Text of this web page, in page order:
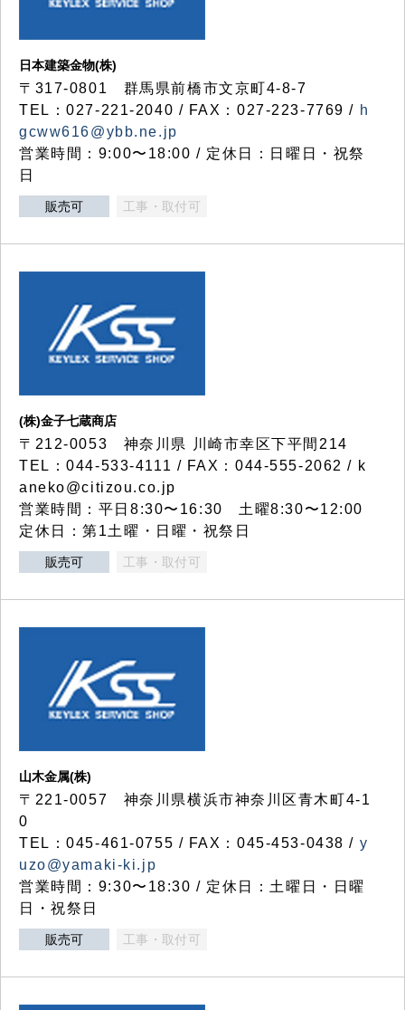
日本建築金物(株)
〒317‐0801 群馬県前橋市文京町4-8-7
TEL：027-221-2040 / FAX：027-223-7769 / h
gcww616@ybb.ne.jp
営業時間：9:00〜18:00 / 定休日：日曜日・祝祭
日
販売可 工事・取付可
(株)金子七蔵商店
〒212-0053 神奈川県 川崎市幸区下平間214
TEL：044-533-4111 / FAX：044-555-2062 / k
aneko@citizou.co.jp
営業時間：平日8:30〜16:30 土曜8:30〜12:00
定休日：第1土曜・日曜・祝祭日
販売可 工事・取付可
山木金属(株)
〒221-0057 神奈川県横浜市神奈川区青木町4-1
0
TEL：045-461-0755 / FAX：045-453-0438 / y
uzo@yamaki-ki.jp
営業時間：9:30〜18:30 / 定休日：土曜日・日曜
日・祝祭日
販売可 工事・取付可